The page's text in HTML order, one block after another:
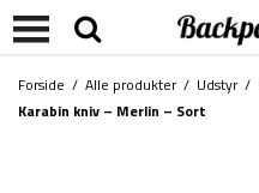
Forside / Alle produkter/ Udstyr/
Karabin kniv – Merlin – Sort